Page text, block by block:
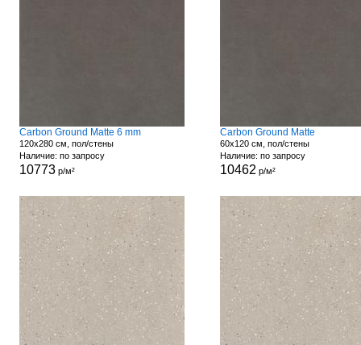
Carbon Ground Matte 6 mm
120x280 см, пол/стены
Наличие: по запросу
10773р/м²
Carbon Ground Matte
60x120 см, пол/стены
Наличие: по запросу
10462 р/м²